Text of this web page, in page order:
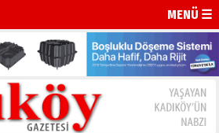
MENÜ ☰